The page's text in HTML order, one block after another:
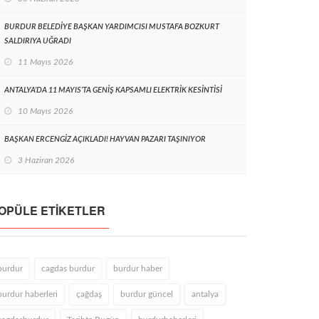
BURDUR BELEDİYE BAŞKAN YARDIMCISI MUSTAFA BOZKURT
SALDIRIYA UĞRADI
11 Mayıs 2026
ANTALYA’DA 11 MAYIS’TA GENİŞ KAPSAMLI ELEKTRİK KESİNTİSİ
10 Mayıs 2026
BAŞKAN ERCENGİZ AÇIKLADI! HAYVAN PAZARI TAŞINIYOR
3 Haziran 2026
ETIKETLER
cagdas burdur burdur haber
haberleri çağdaş burdur güncel antalya